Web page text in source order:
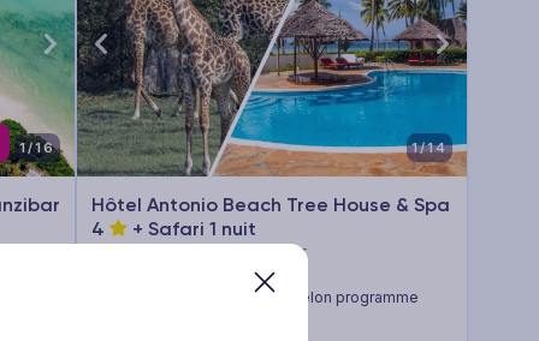
1/16 1/14
Hôtel Antonio Beach Tree House & Spa
4
+ Safari 1 nuit
Voyage Tanzanie - Zanzibar
Pension selon programme